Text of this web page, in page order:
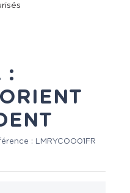
:
: LMRYCOO01FR